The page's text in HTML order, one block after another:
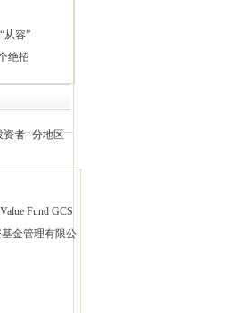
从容”
绝招
资者 分地区
Fund GCS
金管理有限公